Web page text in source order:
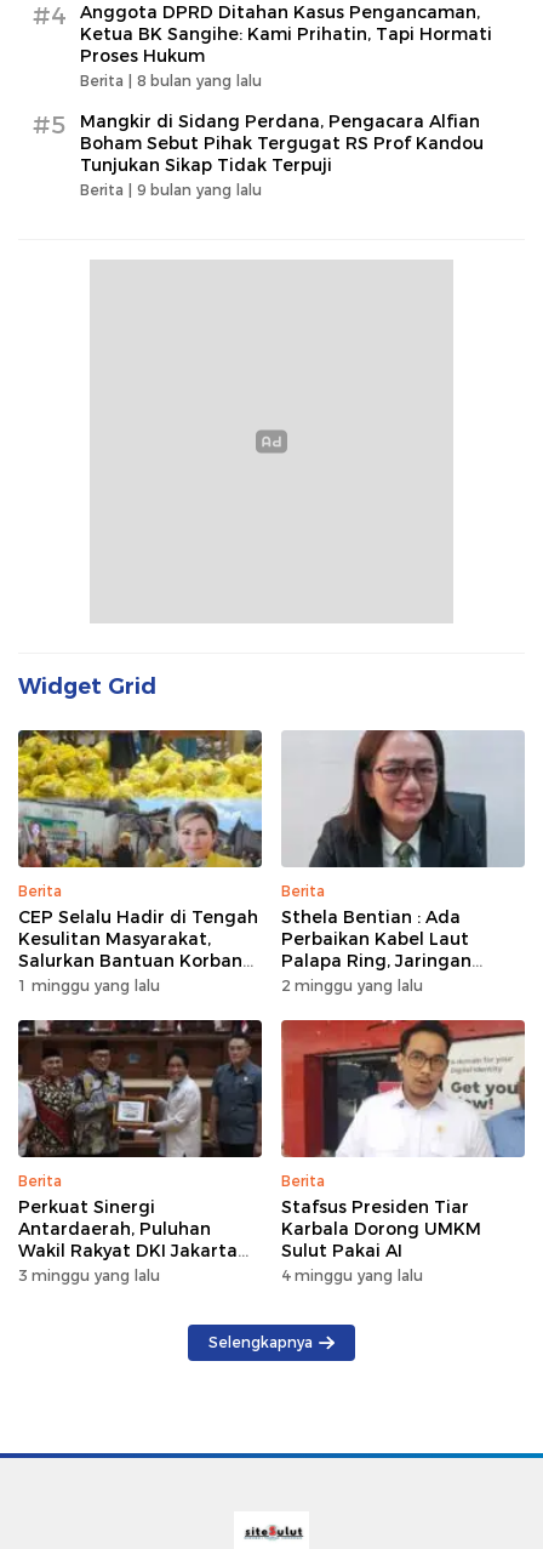
#4
Anggota DPRD Ditahan Kasus Pengancaman,
Ketua BK Sangihe: Kami Prihatin, Tapi Hormati
Proses Hukum
Berita | 8 bulan yang lalu
#5
Mangkir di Sidang Perdana, Pengacara Alfian
Boham Sebut Pihak Tergugat RS Prof Kandou
Tunjukan Sikap Tidak Terpuji
Berita | 9 bulan yang lalu
Widget Grid
Berita
CEP Selalu Hadir di Tengah
Kesulitan Masyarakat,
Salurkan Bantuan Korban
Kebakaran di Wanea
1 minggu yang lalu
Berita
Sthela Bentian : Ada
Perbaikan Kabel Laut
Palapa Ring, Jaringan
Internet di Talaud,
Terganggu Sementara
2 minggu yang lalu
Berita
Perkuat Sinergi
Antardaerah, Puluhan
Wakil Rakyat DKI Jakarta
Gelar Kunker di DPRD Sulut
3 minggu yang lalu
Berita
Stafsus Presiden Tiar
Karbala Dorong UMKM
Sulut Pakai AI
4 minggu yang lalu
Selengkapnya